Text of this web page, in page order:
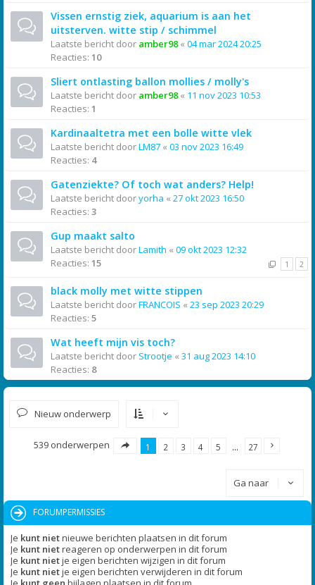
Vissen ernstig ziek, aquarium is aan het
uitsterven. witte stip / schimmel
Laatste bericht door amber98« 04 mar 2024 20:25
Reacties: 10
Sliert ontlasting ballon mollies / molly's
Laatste bericht door amber98« 11 nov 2023 10:53
Reacties: 1
Kardinaaltetra met een bolle witte vlek
Laatste bericht doorLM87 « 03 nov 2023 16:49
Reacties: 4
Gatenziekte? Of toch wat anders? Help!
Laatste bericht dooryorha « 27 okt 2023 16:50
Reacties: 3
Gup maakt salto
Laatste bericht doorLamith « 09 okt 2023 12:32
Reacties: 15 1 2
black molly met witte stippen
Laatste bericht doorFRANCOIS « 23 sep 2023 20:29
Reacties: 5
Wat heeft mijn vis toch?
Laatste bericht door Strootje « 31 aug 2023 14:10
Reacties: 8
Nieuw onderwerp
539 onderwerpen 1 2 3 4 5 … 27
Ga naar
FORUMPERMISSIES
Je kunt nietnieuwe berichten plaatsen in dit forum
Je kunt nietreageren op onderwerpen in dit forum
Je kunt nietje eigen berichten wijzigen in dit forum
Je kunt nietje eigen berichten verwijderen in dit forum